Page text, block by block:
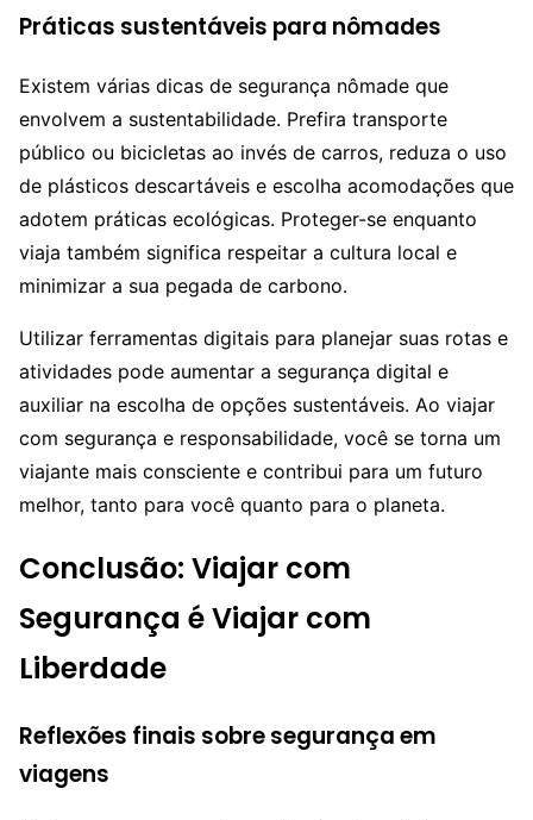
Práticas sustentáveis para nômades
Existem várias dicas de segurança nômade que
envolvem a sustentabilidade. Prefira transporte
público ou bicicletas ao invés de carros, reduza o uso
de plásticos descartáveis e escolha acomodações que
adotem práticas ecológicas. Proteger-se enquanto
viaja também significa respeitar a cultura local e
minimizar a sua pegada de carbono.
Utilizar ferramentas digitais para planejar suas rotas e
atividades pode aumentar a segurança digital e
auxiliar na escolha de opções sustentáveis. Ao viajar
com segurança e responsabilidade, você se torna um
viajante mais consciente e contribui para um futuro
melhor, tanto para você quanto para o planeta.
Conclusão: Viajar com
Segurança é Viajar com
Liberdade
Reflexões finais sobre segurança em
viagens